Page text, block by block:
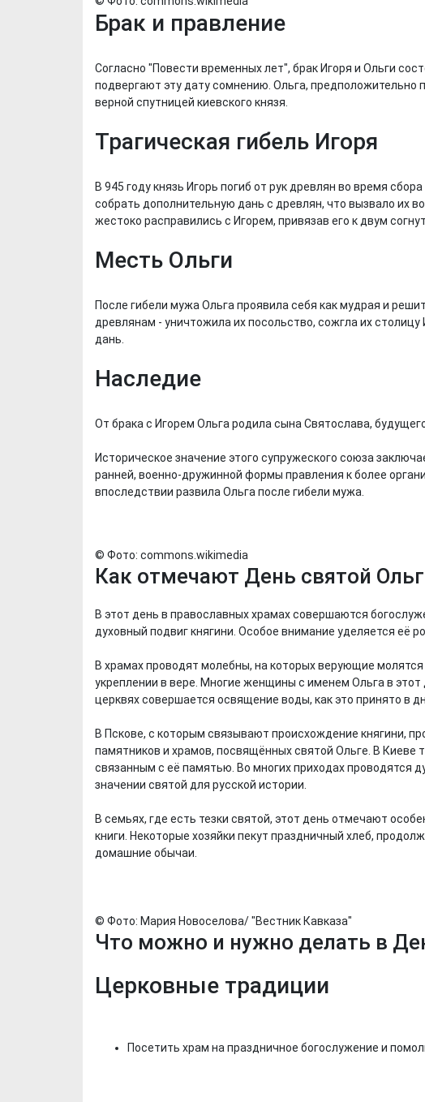
Брак и правление
Согласно "Повести временных лет", брак Игоря и Ольги
подвергают эту дату сомнению. Ольга, предположительно
верной спутницей киевского князя.
Трагическая гибель Игоря
В 945 году князь Игорь погиб от рук древлян во время
собрать дополнительную дань с древлян, что вызвало их
жестоко расправились с Игорем, привязав его к двум
Месть Ольги
После гибели мужа Ольга проявила себя как мудрая и
древлянам - уничтожила их посольство, сожгла их
дань.
Наследие
От брака с Игорем Ольга родила сына Святослава,
Историческое значение этого супружеского союза
ранней, военно-дружинной формы правления к более
впоследствии развила Ольга после гибели мужа.
© Фото: commons.wikimedia
Как отмечают День святой
В этот день в православных храмах совершаются
духовный подвиг княгини. Особое внимание уделяется её
В храмах проводят молебны, на которых верующие
укреплении в вере. Многие женщины с именем Ольга в
церквях совершается освящение воды, как это принято в
В Пскове, с которым связывают происхождение княгини,
памятников и храмов, посвящённых святой Ольге. В Киеве
связанным с её памятью. Во многих приходах проводятся
значении святой для русской истории.
В семьях, где есть тезки святой, этот день отмечают
книги. Некоторые хозяйки пекут праздничный хлеб,
домашние обычаи.
© Фото: Мария Новоселова/ "Вестник Кавказа"
Что можно и нужно делать в
Церковные традиции
Посетить храм на праздничное богослужение и
Хотели бы Вы
переехать в другой
регион РФ?
Выбираем дизайн
формы ФК "Ахмат"